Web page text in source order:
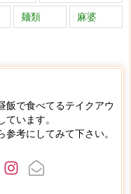
麺類 麻婆
飯で食べてるテイクアウ
ています。
考にしてみて下さい。